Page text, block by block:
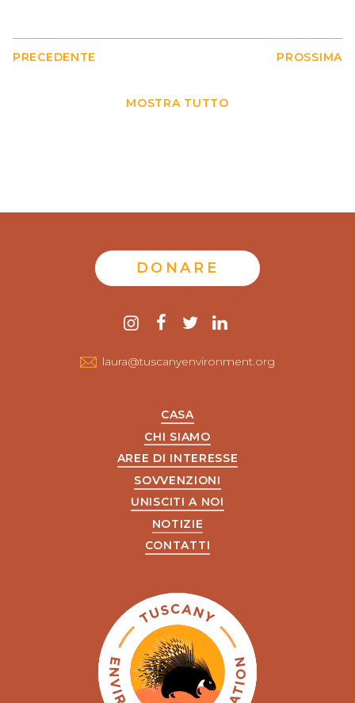
PRECEDENTE
MOSTRA TUTTO
PROSSIMA
DONARE
instagram
Facebook
twitter
laura@tuscanyenvironment.org
CASA
CHI SIAMO
AREE DI INTERESSE
SOVVENZIONI
UNISCITI A NOI
NOTIZIE
CONTATTI